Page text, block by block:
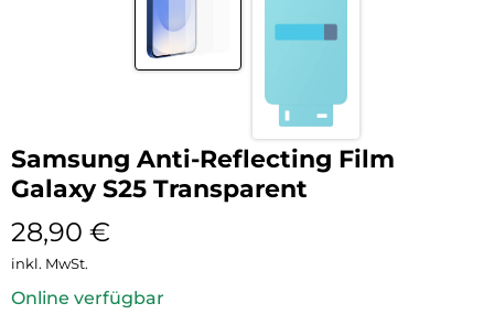
Samsung Anti-Reflecting Film
Galaxy S25 Transparent
28,90 €
inkl. MwSt.
Online verfügbar